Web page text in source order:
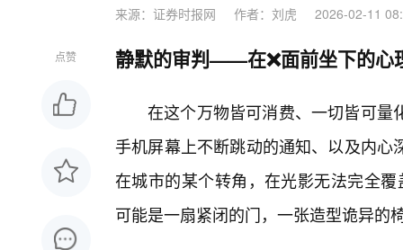
来源：证券时报网 作者：刘虎 2026-02-11
点赞 静默的审判——在❌面前坐下的心
在这个万物皆可消费、一切皆可量
手机屏幕上不断跳动的通知、以及内
在城市的某个转角，在光影无法完全
可能是一扇紧闭的门，一张造型诡异的